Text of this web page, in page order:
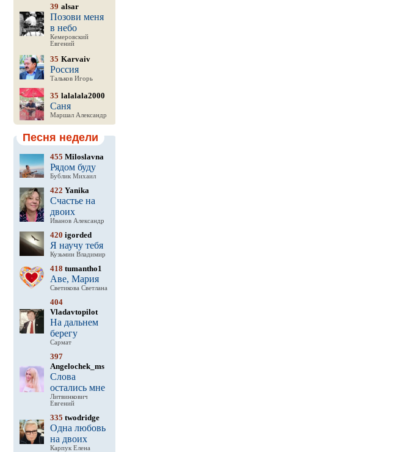
39 alsar
Позови меня
в небо
Кемеровский
Евгений
35 Karvaiv
Россия
Тальков Игорь
35 lalalala2000
Саня
Маршал Александр
Песня недели
455 Miloslavna
Рядом буду
Бублик Михаил
422 Yanika
Счастье на
двоих
Иванов Александр
420 igorded
Я научу тебя
Кузьмин Владимир
418 tumantho1
Аве, Мария
Светикова Светлана
404
Vladavtopilot
На дальнем
берегу
Сармат
397
Angelochek_ms
Слова
остались мне
Литвинкович
Евгений
335 twodridge
Одна любовь
на двоих
Карпук Елена